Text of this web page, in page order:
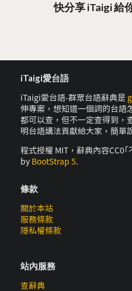
快分享 iTaigi 給
iTaigi愛台語
iTaigi愛台語-群眾台語辭典是
伸專案，想知道一個詞的台語
都可以查，但不一定查得到，
明台語講法貢獻給大家，簡單
程式授權 MIT，辭典內容CC0
by BootStrap 5.
條款
關於本站
服務條款
隱私權條款
站內服務
查辭典